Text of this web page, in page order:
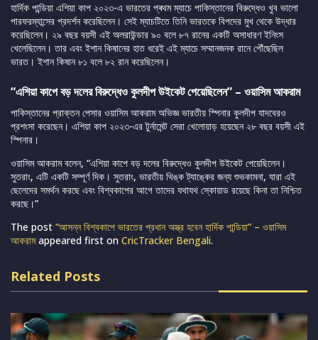
হার্দিক পান্ডিয়া এশিয়া কাপ ২০২৩-এ ভারতের প্ৰথম ম্যাচে পাকিস্তানের বিরুদ্ধেও খুব ভালো
পারফরম্যান্সের প্রদর্শন করেছিলেন। সেই ম্যাচটিতে তিনি ভারতকে বিপদের মুখ থেকে উদ্ধার
করেছিলেন। ২৯ বছর বয়সী এই অলরাউন্ডার ৯০ বলে ৮৭ রানের একটি অসাধারণ ইনিংস
খেলেছিলেন। তার এবং ইশান কিষানের হাত ধরেই এই ম্যাচে সম্মানজনক রানে পৌঁছেছিল
ভারত। ইশান কিষান ৮১ বলে ৮২ রান করেছিলেন।
“এশিয়া কাপে বড় দলের বিরুদ্ধেও কুলদীপ উইকেট পেয়েছিলেন” – ওয়াসিম আকরাম
পাকিস্তানের প্রাক্তন পেসার ওয়াসিম আকরাম অভিজ্ঞ ভারতীয় স্পিনার কুলদীপ যাদবেরও
প্রশংসা করেছেন। এশিয়া কাপ ২০২৩-এর টুর্নামেন্ট সেরা খেলোয়াড় হয়েছেন ২৮ বছর বয়সী এই
স্পিনার।
ওয়াসিম আকরাম বলেন, “এশিয়া কাপে বড় দলের বিরুদ্ধেও কুলদীপ উইকেট পেয়েছিলেন।
সুতরাং, এটি একটি সম্পূর্ণ দিক। সুতরাং, ভারতীয় থিঙ্ক ট্যাঙ্কের জন্য শুভকামনা, যারা এই
ছেলেদের সমর্থন করছে এবং বিশ্বকাপের আগে তাদের যথাযথ স্কোয়াড রয়েছে কিনা তা নিশ্চিত
করছে।”
The post “আসন্ন বিশ্বকাপে ভারতের প্রধান অস্ত্র হবেন হার্দিক পান্ডিয়া” – ওয়াসিম
আকরামappeared first on CricTracker Bengali.
Related Posts